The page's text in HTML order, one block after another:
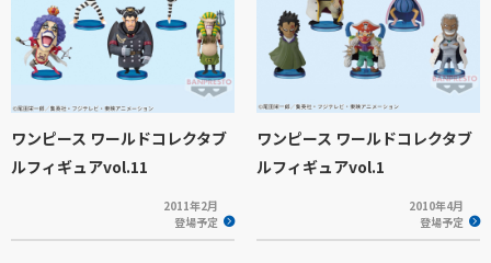
ワンピース ワールドコレクタブ
ルフィギュアvol.11
2011年2月
登場予定
ワンピース ワールドコレクタブ
ルフィギュアvol.1
2010年4月
登場予定